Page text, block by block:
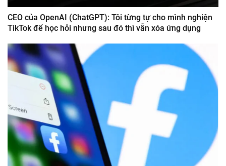
CEO của OpenAI (ChatGPT): Tôi từng tự cho mình nghiện
TikTok để học hỏi nhưng sau đó thì vẫn xóa ứng dụng